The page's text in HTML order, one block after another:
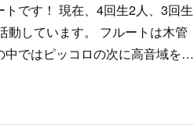
です！ 現在、4回生2人、3回生
動しています。 フルートは木管
中ではピッコロの次に高音域を…